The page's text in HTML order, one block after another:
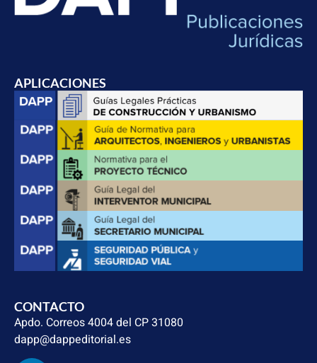
APLICACIONES
CONTACTO
Apdo. Correos 4004 del CP 31080
dapp@dappeditorial.es